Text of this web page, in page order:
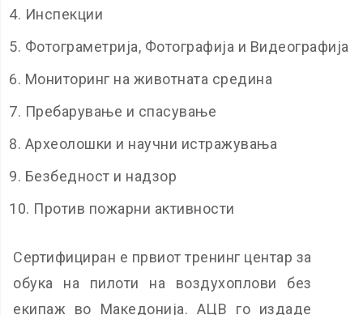
Инспекции
Фотограметрија, Фотографија и Видеографија
Мониторинг на животната средина
Пребарување и спасување
Археолошки и научни истражувања
Безбедност и надзор
Против пожарни активности
Сертифициран е првиот тренинг центар за
обука на пилоти на воздухоплови без
екипаж во Македонија. АЦВ го издаде